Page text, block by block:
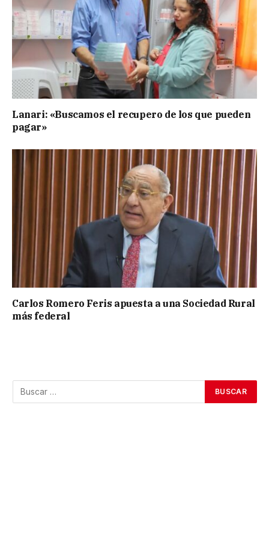
Lanari: «Buscamos el recupero de los que pueden
pagar»
Carlos Romero Feris apuesta a una Sociedad Rural
más federal